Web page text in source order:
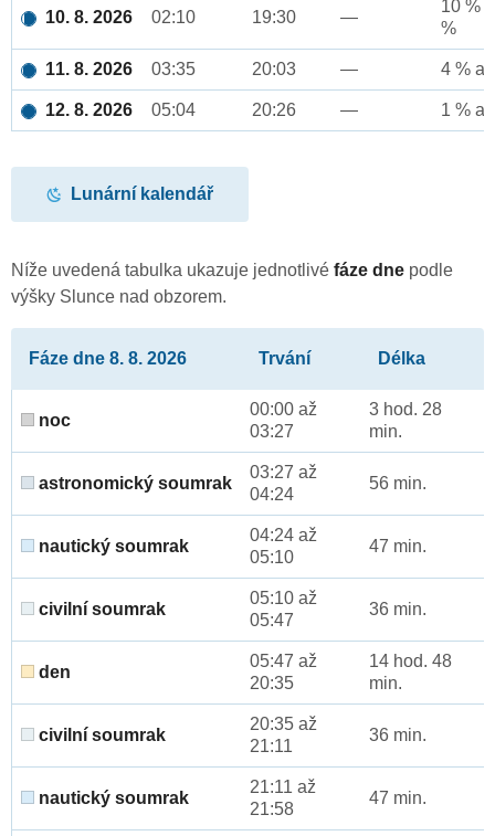
10. 8. 2026 02:10 19:30 —
10 %
%
11. 8. 2026 03:35 20:03 — 4 %
12. 8. 2026 05:04 20:26 — 1 %
Lunární kalendář
Níže uvedená tabulka ukazuje jednotlivé fáze dne podle
výšky Slunce nad obzorem.
Fáze dne 8. 8. 2026 Trvání Délka
noc
00:00 až
03:27
3 hod. 28
min.
astronomický soumrak
03:27 až
04:24
56 min.
nautický soumrak
04:24 až
05:10
47 min.
civilní soumrak
05:10 až
05:47
36 min.
den
05:47 až
20:35
14 hod. 48
min.
civilní soumrak
20:35 až
21:11
36 min.
nautický soumrak
21:11 až
21:58
47 min.